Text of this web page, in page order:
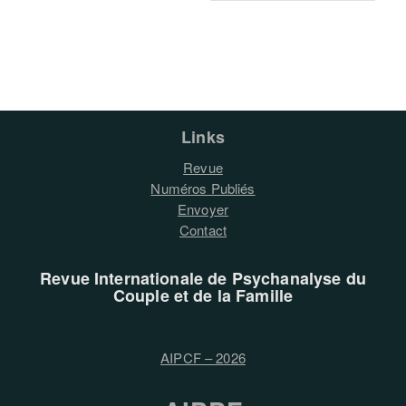
Links
Revue
Numéros Publiés
Envoyer
Contact
Revue Internationale de Psychanalyse du
Couple et de la Famille
AIPCF – 2026